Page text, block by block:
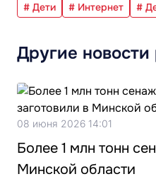
# Дети # Интернет #
Другие
08 июня 2026 14:01
Более 1 млн тонн
Минской области